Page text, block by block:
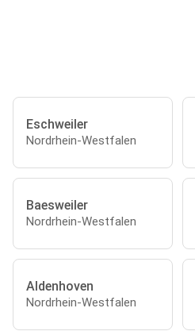
Eschweiler
Nordrhein-Westfalen
Baesweiler
Nordrhein-Westfalen
Aldenhoven
Nordrhein-Westfalen